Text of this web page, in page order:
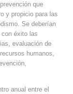
que
y propicio para las
Se deberían
éxito las
evaluación de
humanos,
anual entre el